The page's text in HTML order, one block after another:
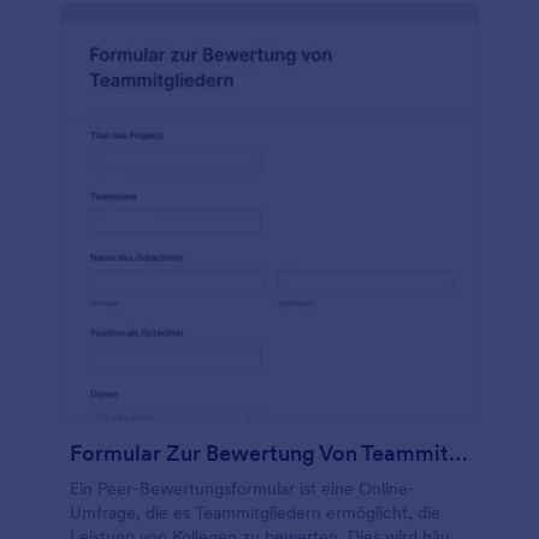
hinzufügen, um die Antworten zu verfolgen, ein
Unterschriftsfeld hinzufügen, um die Online-
deaktivieren, wenn Sie keine Informationen erfassen
und ein Online-Bewertungsformular haben, können
Formular Zur Bewertung Von Teammitgliedern
Ein Peer-Bewertungsformular ist eine Online-
Umfrage, die es Teammitgliedern ermöglicht, die